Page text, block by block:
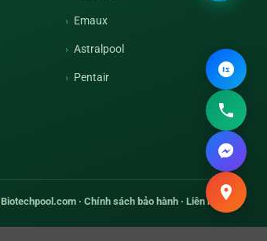
Emaux
Astralpool
Pentair
Biotechpool.com · Chính sách bảo hành · Liên hệ